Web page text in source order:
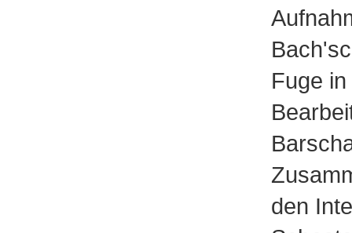
Fuge
den